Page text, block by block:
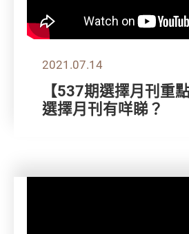
2021.07.14
【537期選擇月刊重
選擇月刊有咩睇？